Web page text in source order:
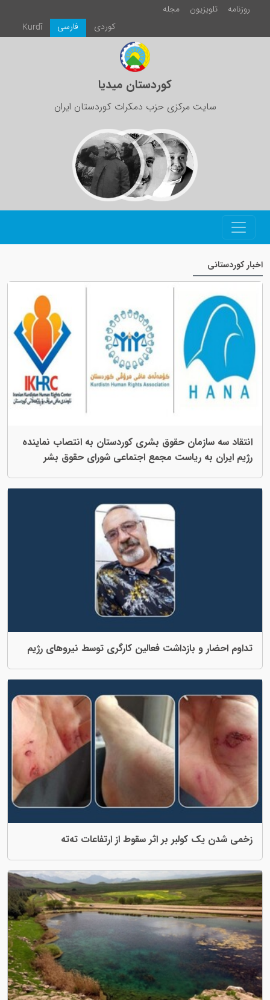
مجلە
Kurdî
حزب دمکرات کوردستان ایران
حقوق بشری کوردستان به انتصاب نماینده
مجمع اجتماعی شورای حقوق بشر
فعالین کارگری توسط نیروهای رژیم
بر اثر سقوط از ارتفاعات ته‌ته